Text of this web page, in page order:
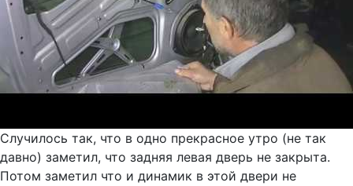
Случилось так, что в одно прекрасное утро (не так
давно) заметил, что задняя левая дверь не закрыта.
Потом заметил что и динамик в этой двери не